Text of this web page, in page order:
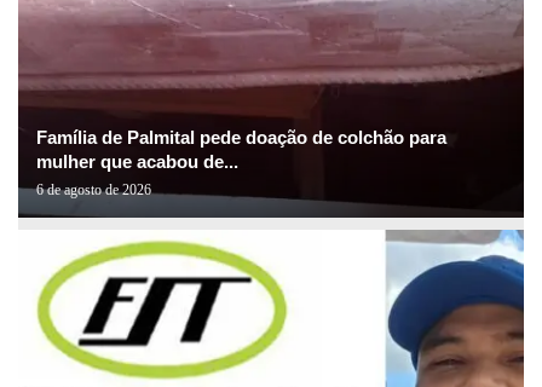
Família de Palmital pede doação de colchão para
mulher que acabou de...
6 de agosto de 2026